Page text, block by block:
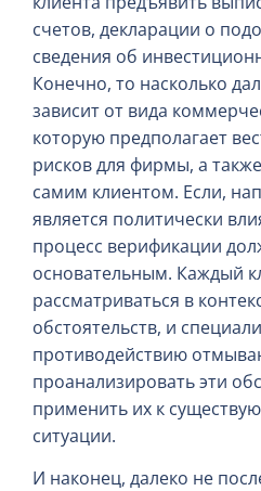
счетов, декларации о
сведения об
Конечно, то насколько
зависит от вида
которую предполагает
рисков для фирмы, а
самим клиентом. Если,
является политически
процесс верификации
основательным. Каждый
рассматриваться в
обстоятельств, и
противодействию
проанализировать эти
применить их к
ситуации.
И наконец, далеко не